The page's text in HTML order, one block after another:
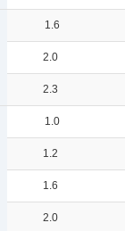
1.6
2.0
2.3
1.0
1.2
1.6
2.0